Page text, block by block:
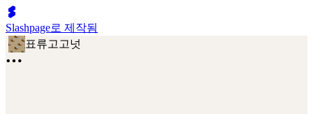
Slashpage로 제작됨
표류고고넛